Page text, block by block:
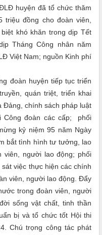
huyện đã tổ chức thăm
triệu đồng cho đoàn viên,
khó khăn trong dịp Tết
Tháng Công nhân năm
Việt Nam; nguồn Kinh phí
đoàn huyện tiếp tục triển
quán triệt, triển khai
Đảng, chính sách pháp luật
Công đoàn các cấp; phối
kỷ niệm 95 năm Ngày
bắt tình hình tư tưởng, lao
viên, người lao động; phối
việc thực hiện các chính
viên, người lao động. Đẩy
trong đoàn viên, người
sống vật chất, tinh thần
bị và tổ chức tốt Hội thi
Chú trọng công tác phát